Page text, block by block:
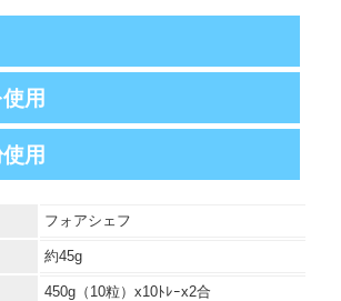
用
用
フォアシェフ
約45g
450g（10粒）x10ﾄﾚｰx2合